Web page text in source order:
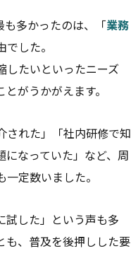
も多かったのは、「業務
した。
したいといったニーズ
がうかがえます。
された」「社内研修で知
になっていた」など、周
定数いました。
試した」という声も多
も、普及を後押しした要